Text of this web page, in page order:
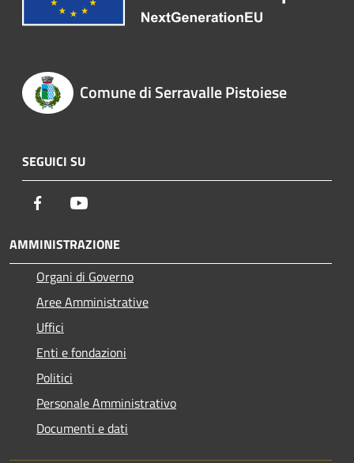
Comune di Serravalle Pistoiese
SEGUICI SU
Facebook
AMMINISTRAZIONE
Organi di Governo
Aree Amministrative
Uffici
Enti e fondazioni
Politici
Personale Amministrativo
Documenti e dati